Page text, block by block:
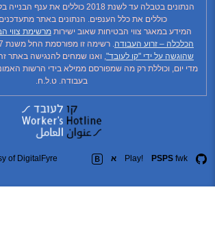
כוללים את כלל הענפים. הנתונים באתר מתעדכנים
המידע במאגר צווי הבטיחות שאוב ישירותמרשימת צווי
– זרוע העבודה. רשימה זו מפורסמת החל משנת 2017, בעקבות
על ידי "קו לעובד", ואנו שמחים להנגישה באתר זה.
יום, וכוללת רק מה שמפורסם ממילא בידי הרשות האמונה על
בעבודה. ט.ל.ח.
of DigitalFyre א Play! PSPS fwk